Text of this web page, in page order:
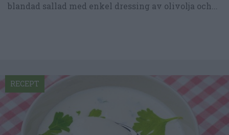
blandad sallad med enkel dressing av olivolja och...
RECEPT